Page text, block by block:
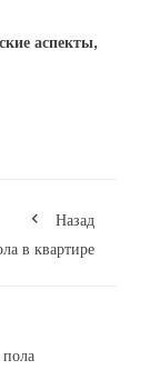
аспекты,
Назад
в квартире